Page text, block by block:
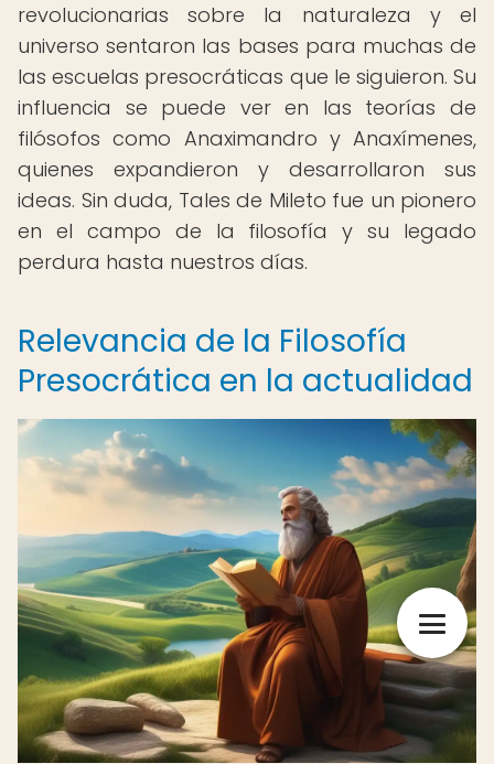
revolucionarias sobre la naturaleza y el
universo sentaron las bases para muchas de
las escuelas presocráticas que le siguieron. Su
influencia se puede ver en las teorías de
filósofos como Anaximandro y Anaxímenes,
quienes expandieron y desarrollaron sus
ideas. Sin duda, Tales de Mileto fue un pionero
en el campo de la filosofía y su legado
perdura hasta nuestros días.
Relevancia de la Filosofía
Presocrática en la actualidad